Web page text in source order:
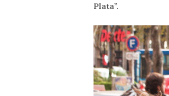
Plata”.